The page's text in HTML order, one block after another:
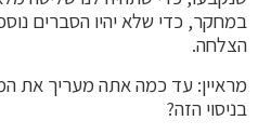
במחקר, כדי שלא יהיו הסברים
הצלחה.
מראיין: עד כמה אתה מעריך את
בניסוי הזה?